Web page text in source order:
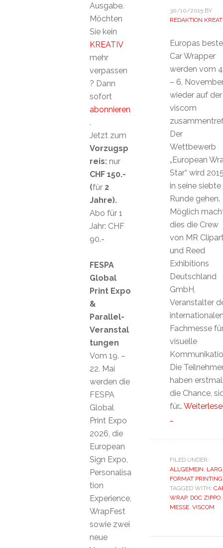
30/10/2015BY
REDAKTION
Europas beste
Car Wrapper
werden vom
– 6.
wieder auf der
viscom
Der
Wettbewerb
„European
Star“ wird
in seine siebte
Runde gehen.
Möglich
dies die Crew
von MR
und Reed
Exhibitions
Deutschland
GmbH,
Veranstalter
Fachmesse
visuelle
Die
haben
die Chance,
für…
…
FILED UNDER:
ALLGEMEIN,
FORMAT PRINTING
TAGGED WITH:
WRAP, DOC ZIPPO,
MESSE, VISCOM
Ausgabe.
Möchten
Sie kein
KREATIV
mehr
verpassen
? Dann
sofort
abonnieren
.
Jetzt zum
Vorzugsp
reis: nur
CHF 150.-
(für 2
Jahre).
Abo für 1
Jahr: CHF
90.-
FESPA
Global
Print Expo
&
Parallel-
Veranstal
tungen
Vom 19. –
22. Mai
werden die
FESPA
Global
Print Expo
2026, die
European
Sign Expo,
Personalisa
tion
Experience,
WrapFest
sowie zwei
neue